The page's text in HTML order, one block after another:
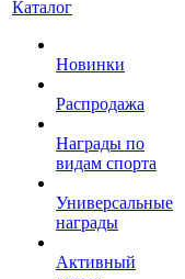
Каталог
Новинки
Распродажа
Награды по
видам спорта
Универсальные
награды
Активный